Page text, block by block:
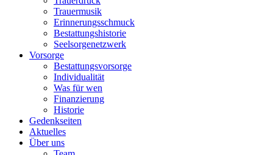
Trauermusik
Erinnerungsschmuck
Bestattungshistorie
Seelsorgenetzwerk
Vorsorge
Bestattungsvorsorge
Individualität
Was für wen
Finanzierung
Historie
Gedenkseiten
Aktuelles
Über uns